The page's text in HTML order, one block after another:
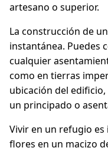
artesano o superior.
La construcción de
instantánea. Puedes
cualquier
como en tierras
ubicación del
un principado o
Vivir en un refugio
flores en un macizo